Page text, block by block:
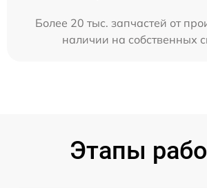
Более 20 тыс. запчастей от
наличии на собственных
Этапы